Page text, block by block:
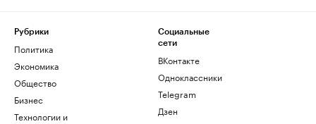
Рубрики
Политика
Экономика
Общество
Бизнес
Технологии и
Социальные
сети
ВКонтакте
Одноклассники
Telegram
Дзен